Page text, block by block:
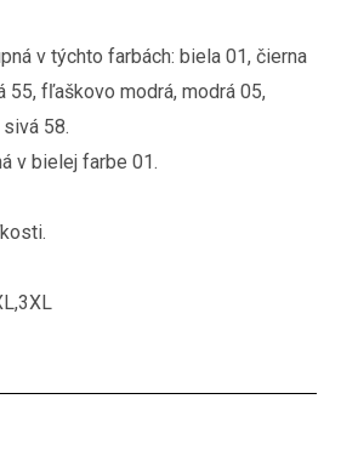
v týchto farbách: biela 01, čierna
55, fľaškovo modrá, modrá 05,
58.
v bielej farbe 01.